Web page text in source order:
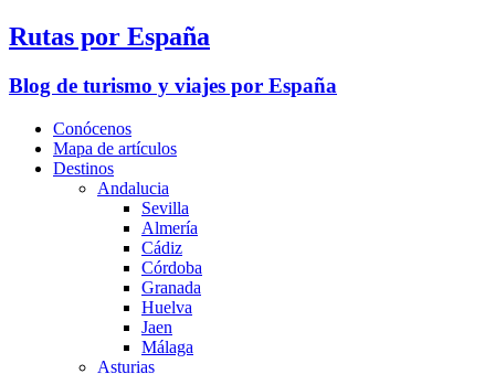
Rutas por España
Blog de turismo y viajes por España
Conócenos
Mapa de artículos
Destinos
Andalucia
Sevilla
Almería
Cádiz
Córdoba
Granada
Huelva
Jaen
Málaga
Asturias